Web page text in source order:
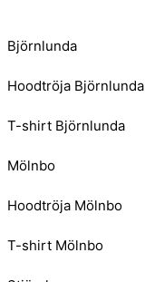
Björnlunda
Hoodtröja Björnlunda
T-shirt Björnlunda
Mölnbo
Hoodtröja Mölnbo
T-shirt Mölnbo